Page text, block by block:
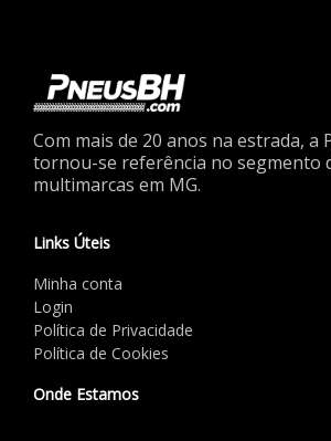
Com mais de 20 anos na estrada, a
tornou-se referência no segmento
multimarcas em MG.
Links Úteis
Minha conta
Login
Política de Privacidade
Política de Cookies
Onde Estamos